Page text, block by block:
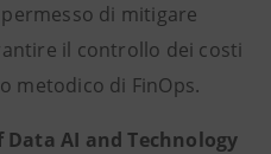
di mitigare
il controllo dei costi
metodico di FinOps.
AI and Technology